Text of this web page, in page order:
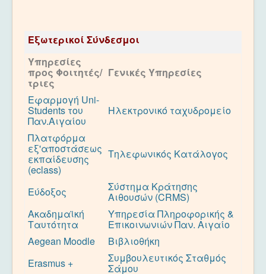
Εξωτερικοί Σύνδεσμοι
Υπηρεσίες
προς Φοιτητές/
τριες
Γενικές Υπηρεσίες
Εφαρμογή Uni-
Students του
Παν.Αιγαίου
Ηλεκτρονικό ταχυδρομείο
Πλατφόρμα
εξ'αποστάσεως
εκπαίδευσης
(eclass)
Τηλεφωνικός Κατάλογος
Εύδοξος Σύστημα Κράτησης
Αιθουσών (CRMS)
Ακαδημαϊκή
Ταυτότητα
Υπηρεσία Πληροφορικής &
Επικοινωνιών Παν. Αιγαίο
Aegean Moodle
Βιβλιοθήκη
Erasmus +
Συμβουλευτικός Σταθμός
Σάμου